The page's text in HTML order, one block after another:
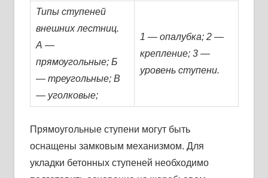
Типы ступеней
внешних лестниц.
А —
прямоугольные; Б
— треугольные; В
— уголковые;
1 — опалубка; 2 —
крепление; 3 —
уровень ступени.
Прямоугольные ступени могут быть
оснащены замковым механизмом. Для
укладки бетонных ступеней необходимо